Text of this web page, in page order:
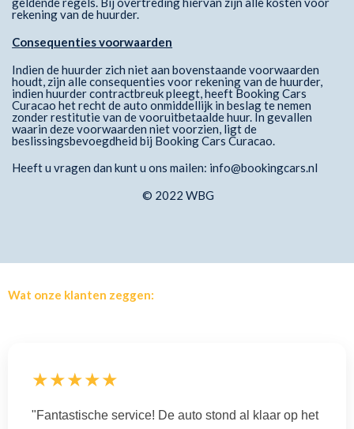
rekening van de huurder.
Consequenties voorwaarden
Indien de huurder zich niet aan bovenstaande voorwaarden
houdt, zijn alle consequenties voor rekening van de huurder,
indien huurder contractbreuk pleegt, heeft Booking Cars
Curacao het recht de auto onmiddellijk in beslag te nemen
zonder restitutie van de vooruitbetaalde huur. In gevallen
waarin deze voorwaarden niet voorzien, ligt de
beslissingsbevoegdheid bij Booking Cars Curacao.
Heeft u vragen dan kunt u ons mailen: info@bookingcars.nl
© 2022 WBG
Wat onze klanten zeggen:
★★★★★
"Fantastische service! De auto stond al klaar op het